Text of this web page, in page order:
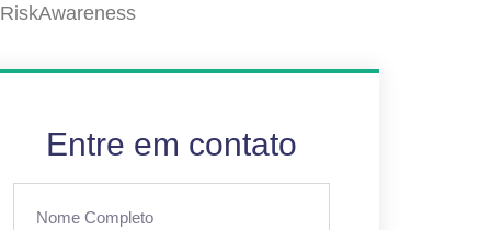
RiskAwareness
Entre em contato